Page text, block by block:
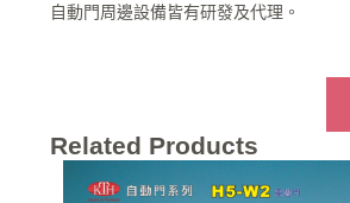
自動門周邊設備皆有研發及代理。
Related Products